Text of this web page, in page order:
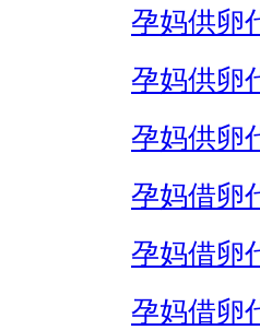
孕妈供卵
孕妈供卵
孕妈供卵
孕妈借卵
孕妈借卵
孕妈借卵